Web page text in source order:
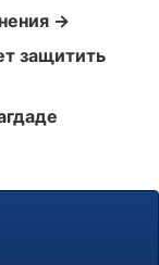
→
защитить